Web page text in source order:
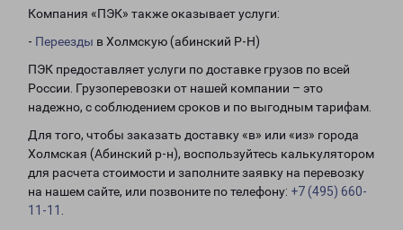
Компания «ПЭК» также оказывает услуги:
- Переезды в Холмскую (абинский Р-Н)
ПЭК предоставляет услуги по доставке грузов по всей
России. Грузоперевозки от нашей компании – это
надежно, с соблюдением сроков и по выгодным тарифам.
Для того, чтобы заказать доставку «в» или «из» города
Холмская (Абинский р-н), воспользуйтесь калькулятором
для расчета стоимости и заполните заявку на перевозку
на нашем сайте, или позвоните по телефону: +7 (495) 660-
11-11